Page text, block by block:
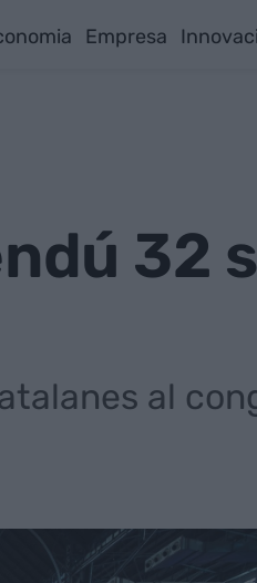
Empresa
32
al